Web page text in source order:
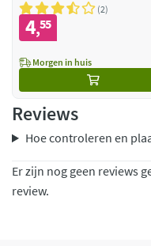
2
4,55
Morgen in huis
Reviews
Hoe controleren en
Er zijn nog geen reviews
review.